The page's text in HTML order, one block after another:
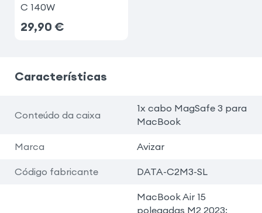
C 140W
29,90 €
Características
Conteúdo da caixa
1x cabo MagSafe 3 para
MacBook
Marca Avizar
Código fabricante DATA-C2M3-SL
MacBook Air 15
polegadas M2 2023;